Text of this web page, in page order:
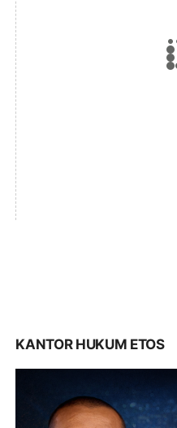
KANTOR HUKUM ETOS